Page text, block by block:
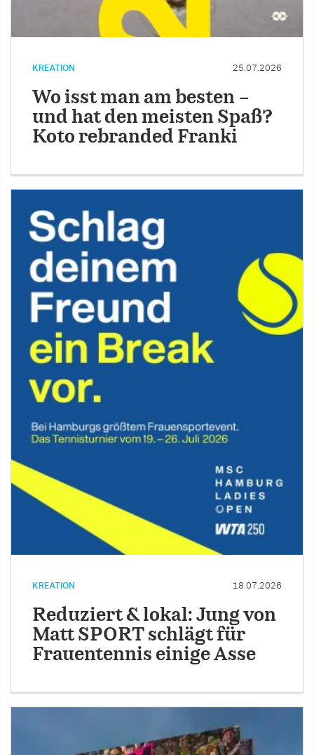
KREATION 25.07.2026
Wo isst man am besten –
und hat den meisten Spaß?
Koto rebranded Franki
KREATION 18.07.2026
Reduziert & lokal: Jung von
Matt SPORT schlägt für
Frauentennis einige Asse